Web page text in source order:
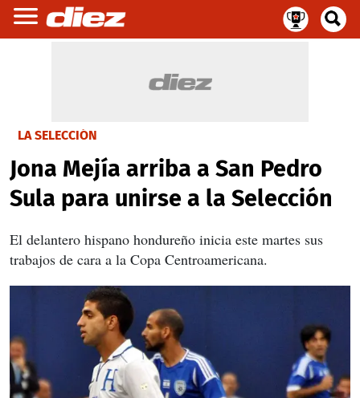
LA SELECCIÓN
Jona Mejía arriba a San Pedro
Sula para unirse a la Selección
El delantero hispano hondureño inicia este martes sus
trabajos de cara a la Copa Centroamericana.